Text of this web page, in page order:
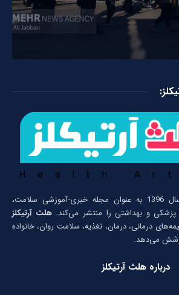
از سال 1396 به عنوان مجله خبری-آموزشی سلامت،
پزشکی و بهداشتی را منتشر می‌کند.هلث آرتیکلز
درمانی، درمان، تغذیه، سلامت روان، خانواده
می‌دهد.
درباره هلث آرتیکلز